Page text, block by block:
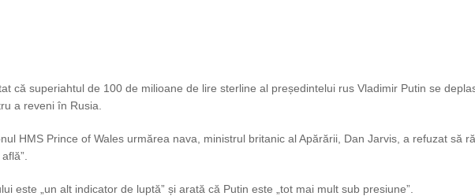
că superiahtul de 100 de milioane de lire sterline al președintelui rus Vladimir Putin se
a reveni în Rusia.
HMS Prince of Wales urmărea nava, ministrul britanic al Apărării, Dan Jarvis, a refuzat să
este „un alt indicator de luptă” și arată că Putin este „tot mai mult sub presiune”.